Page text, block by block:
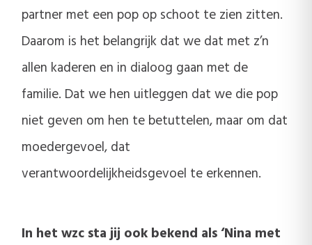
partner met een pop op schoot te zien zitten.
Daarom is het belangrijk dat we dat met z’n
allen kaderen en in dialoog gaan met de
familie. Dat we hen uitleggen dat we die pop
niet geven om hen te betuttelen, maar om dat
moedergevoel, dat
verantwoordelijkheidsgevoel te erkennen.
In het wzc sta jij ook bekend als ‘Nina met